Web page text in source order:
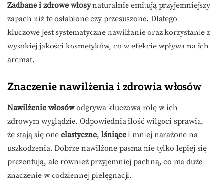
Zadbane i zdrowe włosynaturalnie emitują przyjemniejszy
zapach niż te osłabione czy przesuszone. Dlatego
kluczowe jest systematyczne nawilżanie oraz korzystanie z
wysokiej jakości kosmetyków, co w efekcie wpływa na ich
aromat.
Znaczenie nawilżenia i zdrowia włosów
Nawilżenie włosówodgrywa kluczową rolę w ich
zdrowym wyglądzie. Odpowiednia ilość wilgoci sprawia,
że stają się one elastyczne, lśniące i mniej narażone na
uszkodzenia. Dobrze nawilżone pasma nie tylko lepiej się
prezentują, ale również przyjemniej pachną, co ma duże
znaczenie w codziennej pielęgnacji.